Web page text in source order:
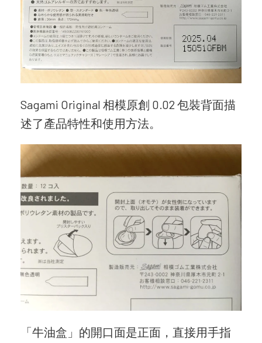
Sagami Original 相模原創 0.02 包裝背面描
述了產品特性和使用方法。
「牛油盒」的開口面是正面，直接用手指